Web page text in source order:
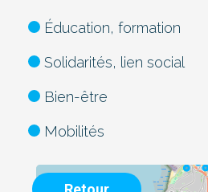
Éducation, formation
Solidarités, lien social
Bien-être
Mobilités